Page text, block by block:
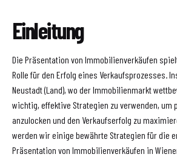
Einleitung
Die Präsentation von Immobilienverkäufen
Rolle für den Erfolg eines Verkaufsprozesses.
Neustadt (Land), wo der Immobilienmarkt
wichtig, effektive Strategien zu verwenden, um
anzulocken und den Verkaufserfolg zu
werden wir einige bewährte Strategien für die
Präsentation von Immobilienverkäufen in